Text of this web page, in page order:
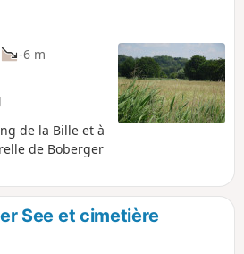
-6 m
de la Bille et à
de Boberger
See et cimetière